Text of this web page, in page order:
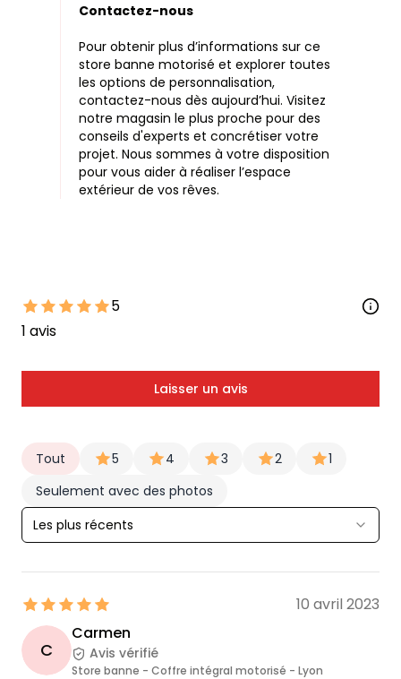
Contactez-nous
Pour obtenir plus d’informations sur ce
store banne motorisé et explorer toutes
les options de personnalisation,
contactez-nous dès aujourd’hui. Visitez
notre magasin le plus proche pour des
conseils d'experts et concrétiser votre
projet. Nous sommes à votre disposition
pour vous aider à réaliser l’espace
extérieur de vos rêves.
Tout 5 4 3 2
1
Seulement avec des photos
Les plus récents
10 avril 2023
C
Carmen
Avis vérifié
Store banne - Coffre intégral motorisé - Lyon
5
1 avis
Laisser un avis